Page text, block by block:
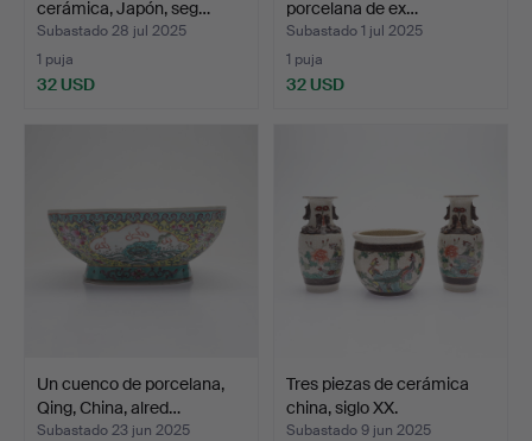
cerámica, Japón, seg…
Subastado 28 jul 2025
1 puja
32 USD
porcelana de ex…
Subastado 1 jul 2025
1 puja
32 USD
Un cuenco de porcelana,
Qing, China, alred…
Subastado 23 jun 2025
Tres piezas de cerámica
china, siglo XX.
Subastado 9 jun 2025